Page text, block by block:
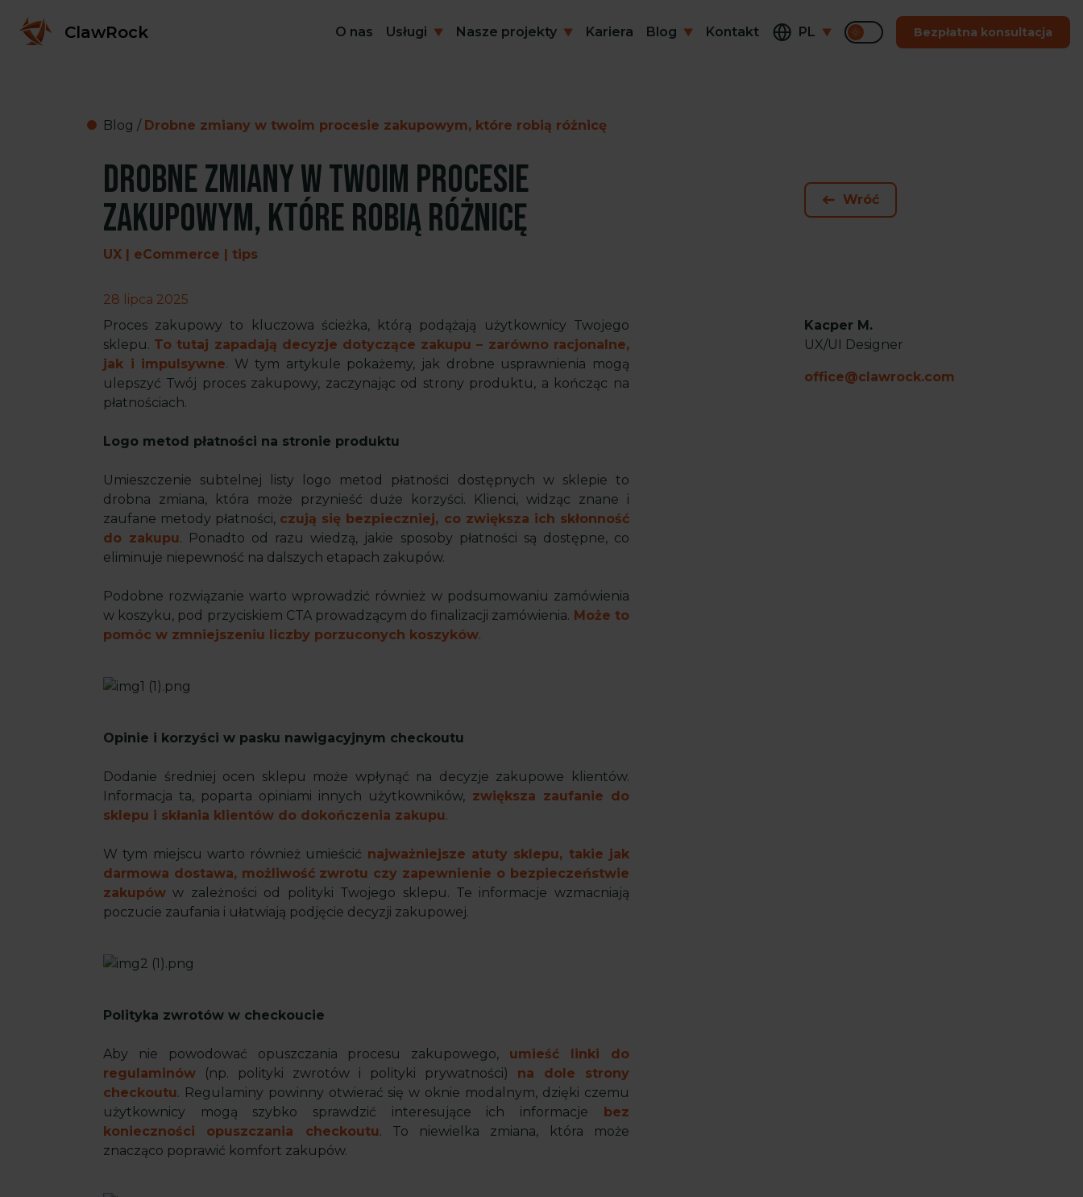
ClawRock O nas Usługi Nasze projekty Kariera Blog Kontakt PL Bezpłatna konsultacja
Blog / Drobne zmiany w twoim procesie zakupowym, które robią różnicę
Drobne zmiany w twoim procesie
zakupowym, które robią różnicę
Wróć
UX | eCommerce | tips
28 lipca 2025
Proces zakupowy to kluczowa ścieżka, którą podążają użytkownicy Twojego
sklepu. To tutaj zapadają decyzje dotyczące zakupu – zarówno racjonalne,
jak i impulsywne. W tym artykule pokażemy, jak drobne usprawnienia mogą
ulepszyć Twój proces zakupowy, zaczynając od strony produktu, a kończąc na
płatnościach.
Logo metod płatności na stronie produktu
Umieszczenie subtelnej listy logo metod płatności dostępnych w sklepie to
drobna zmiana, która może przynieść duże korzyści. Klienci, widząc znane i
zaufane metody płatności, czują się bezpieczniej, co zwiększa ich skłonność
do zakupu. Ponadto od razu wiedzą, jakie sposoby płatności są dostępne, co
eliminuje niepewność na dalszych etapach zakupów.
Podobne rozwiązanie warto wprowadzić również w podsumowaniu zamówienia
w koszyku, pod przyciskiem CTA prowadzącym do finalizacji zamówienia. Może to
pomóc w zmniejszeniu liczby porzuconych koszyków.
Opinie i korzyści w pasku nawigacyjnym checkoutu
Dodanie średniej ocen sklepu może wpłynąć na decyzje zakupowe klientów.
Informacja ta, poparta opiniami innych użytkowników, zwiększa zaufanie do
sklepu i skłania klientów do dokończenia zakupu.
W tym miejscu warto również umieścić najważniejsze atuty sklepu, takie jak
darmowa dostawa, możliwość zwrotu czy zapewnienie o bezpieczeństwie
zakupów w zależności od polityki Twojego sklepu. Te informacje wzmacniają
poczucie zaufania i ułatwiają podjęcie decyzji zakupowej.
Polityka zwrotów w checkoucie
Aby nie powodować opuszczania procesu zakupowego, umieść linki do
regulaminów (np. polityki zwrotów i polityki prywatności) na dole strony
checkoutu. Regulaminy powinny otwierać się w oknie modalnym, dzięki czemu
użytkownicy mogą szybko sprawdzić interesujące ich informacje bez
konieczności opuszczania checkoutu. To niewielka zmiana, która może
znacząco poprawić komfort zakupów.
Kacper M.
UX/UI Designer
office@clawrock.com